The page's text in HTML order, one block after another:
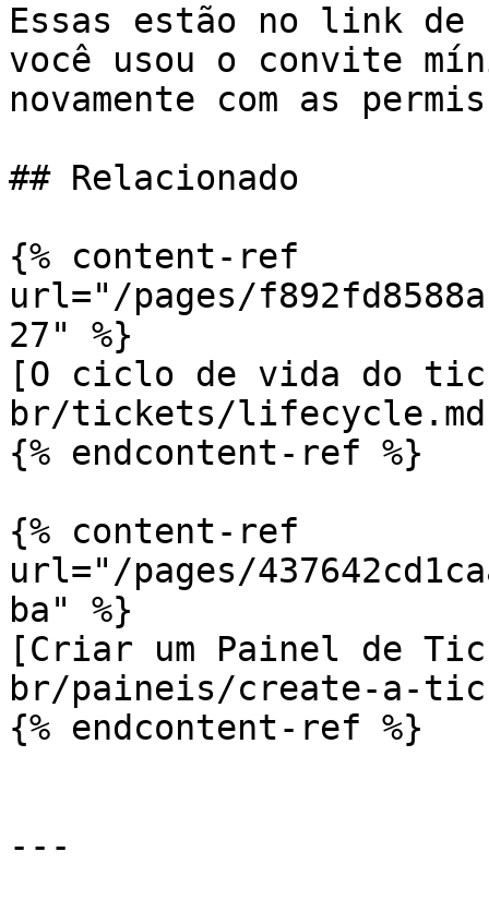
Essas estão no link de
você usou o convite
novamente com as
## Relacionado
{% content-ref
url="/pages/
27" %}
[O ciclo de vida do
br/tickets/
{% endcontent-ref %}
{% content-ref
url="/pages/
ba" %}
[Criar um Painel de
br/paineis/create-a-
{% endcontent-ref %}
---